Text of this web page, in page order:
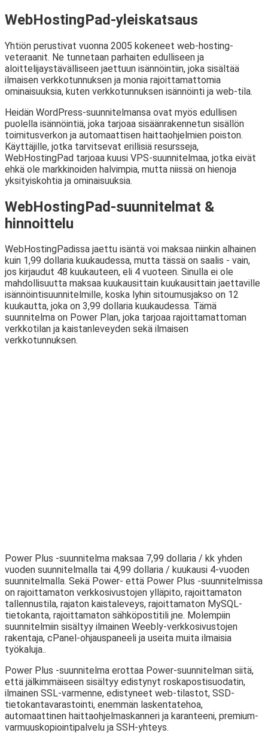
WebHostingPad-yleiskatsaus
Yhtiön perustivat vuonna 2005 kokeneet web-hosting-
veteraanit. Ne tunnetaan parhaiten edulliseen ja
aloittelijaystävälliseen jaettuun isännöintiin, joka sisältää
ilmaisen verkkotunnuksen ja monia rajoittamattomia
ominaisuuksia, kuten verkkotunnuksen isännöinti ja web-tila.
Heidän WordPress-suunnitelmansa ovat myös edullisen
puolella isännöintiä, joka tarjoaa sisäänrakennetun sisällön
toimitusverkon ja automaattisen haittaohjelmien poiston.
Käyttäjille, jotka tarvitsevat erillisiä resursseja,
WebHostingPad tarjoaa kuusi VPS-suunnitelmaa, jotka eivät
ehkä ole markkinoiden halvimpia, mutta niissä on hienoja
yksityiskohtia ja ominaisuuksia.
WebHostingPad-suunnitelmat &
hinnoittelu
WebHostingPadissa jaettu isäntä voi maksaa niinkin alhainen
kuin 1,99 dollaria kuukaudessa, mutta tässä on saalis - vain,
jos kirjaudut 48 kuukauteen, eli 4 vuoteen. Sinulla ei ole
mahdollisuutta maksaa kuukausittain kuukausittain jaettaville
isännöintisuunnitelmille, koska lyhin sitoumusjakso on 12
kuukautta, joka on 3,99 dollaria kuukaudessa. Tämä
suunnitelma on Power Plan, joka tarjoaa rajoittamattoman
verkkotilan ja kaistanleveyden sekä ilmaisen
verkkotunnuksen.
Power Plus -suunnitelma maksaa 7,99 dollaria / kk yhden
vuoden suunnitelmalla tai 4,99 dollaria / kuukausi 4-vuoden
suunnitelmalla. Sekä Power- että Power Plus -suunnitelmissa
on rajoittamaton verkkosivustojen ylläpito, rajoittamaton
tallennustila, rajaton kaistaleveys, rajoittamaton MySQL-
tietokanta, rajoittamaton sähköpostitili jne. Molempiin
suunnitelmiin sisältyy ilmainen Weebly-verkkosivustojen
rakentaja, cPanel-ohjauspaneeli ja useita muita ilmaisia ​​
työkaluja..
Power Plus -suunnitelma erottaa Power-suunnitelman siitä,
että jälkimmäiseen sisältyy edistynyt roskapostisuodatin,
ilmainen SSL-varmenne, edistyneet web-tilastot, SSD-
tietokantavarastointi, enemmän laskentatehoa,
automaattinen haittaohjelmaskanneri ja karanteeni, premium-
varmuuskopiointipalvelu ja SSH-yhteys.